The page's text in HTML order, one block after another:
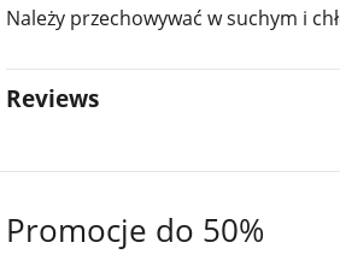
Należy przechowywać w suchym i
Reviews
Promocje do 50%